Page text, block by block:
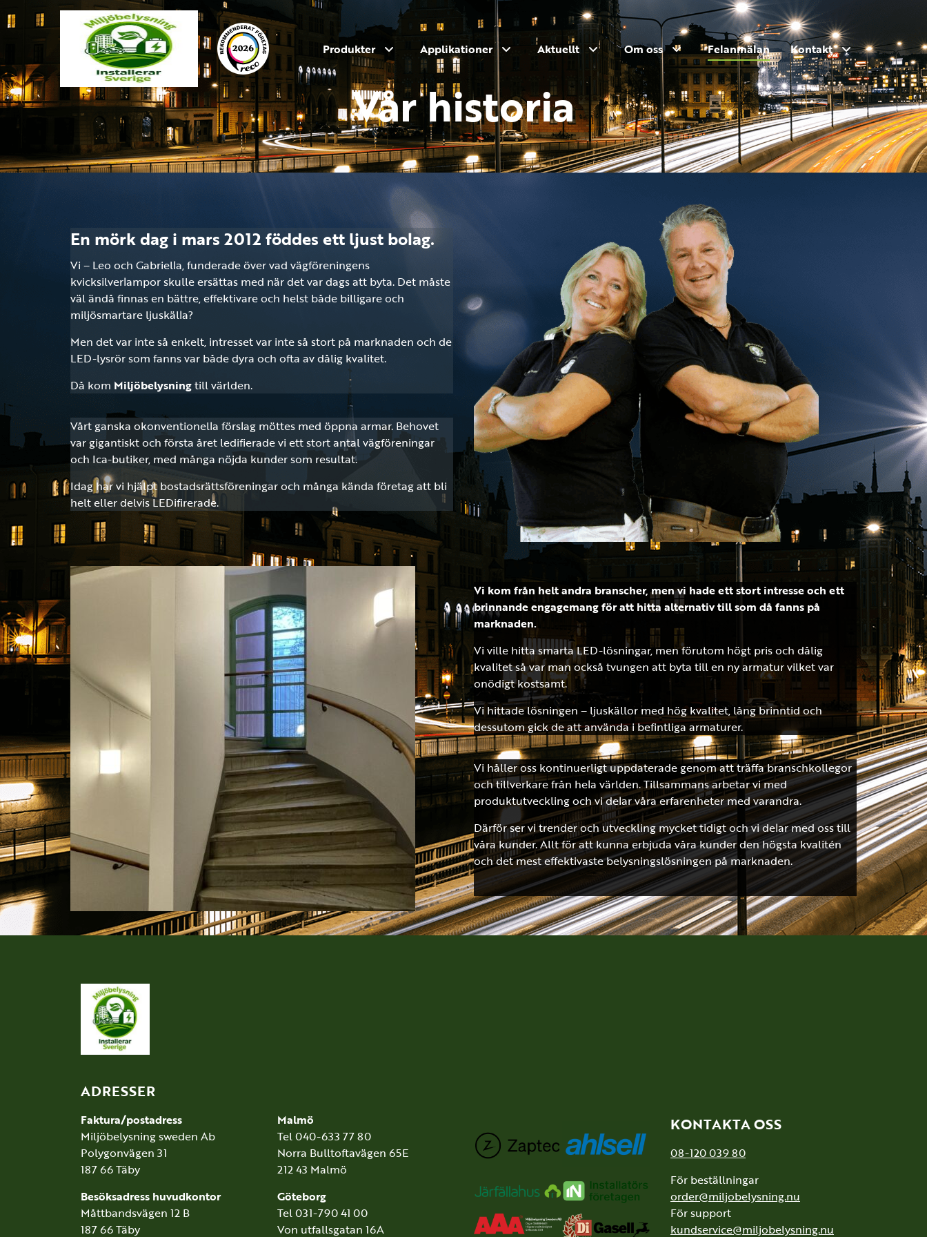
Produkter Applikationer Aktuellt Om oss Felanmälan Kontakt
Vår historia
En mörk dag i mars 2012 föddes ett ljust bolag.
Vi – Leo och Gabriella, funderade över vad vägföreningens
kvicksilverlampor skulle ersättas med när det var dags att byta. Det måste
väl ändå finnas en bättre, effektivare och helst både billigare och
miljösmartare ljuskälla?
Men det var inte så enkelt, intresset var inte så stort på marknaden och de
LED-lysrör som fanns var både dyra och ofta av dålig kvalitet.
Då kom Miljöbelysningtill världen.
Vårt ganska okonventionella förslag möttes med öppna armar. Behovet
var gigantiskt och första året ledifierade vi ett stort antal vägföreningar
och Ica-butiker, med många nöjda kunder som resultat.
Idag har vi hjälpt bostadsrättsföreningar och många kända företag att bli
helt eller delvis LEDifirerade.
Vi kom från helt andra branscher, men vi hade ett stort intresse och ett
brinnande engagemang för att hitta alternativ till som då fanns på
marknaden.
Vi ville hitta smarta LED-lösningar, men förutom högt pris och dålig
kvalitet så var man också tvungen att byta till en ny armatur vilket var
onödigt kostsamt.
Vi hittade lösningen – ljuskällor med hög kvalitet, lång brinntid och
dessutom gick de att använda i befintliga armaturer.
Vi håller oss kontinuerligt uppdaterade genom att träffa branschkollegor
och tillverkare från hela världen. Tillsammans arbetar vi med
produktutveckling och vi delar våra erfarenheter med varandra.
Därför ser vi trender och utveckling mycket tidigt och vi delar med oss till
våra kunder. Allt för att kunna erbjuda våra kunder den högsta kvalitén
och det mest effektivaste belysningslösningen på marknaden.
ADRESSER
Faktura/postadress
Miljöbelysning sweden Ab
Polygonvägen 31
187 66 Täby
Besöksadress huvudkontor
Måttbandsvägen 12 B
187 66 Täby
Malmö
Tel 040-633 77 80
Norra Bulltoftavägen 65E
212 43 Malmö
Göteborg
Tel 031-790 41 00
Von utfallsgatan 16A
KONTAKTA OSS
08-120 039 80
För beställningar
order@miljobelysning.nu
För support
kundservice@miljobelysning.nu